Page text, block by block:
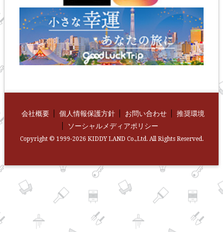
会社概要 個人情報保護方針 お問い合わせ
推奨環境
ソーシャルメディアポリシー
Copyright © 1999-2026 KIDDY LAND Co.,Ltd. All Rights Reserved.